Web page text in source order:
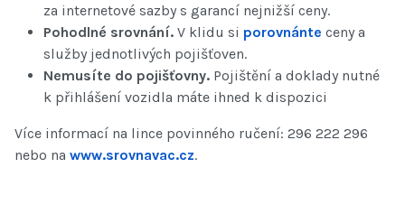
za internetové sazby s garancí nejnižší ceny.
Pohodlné srovnání. V klidu si porovnánte ceny a
služby jednotlivých pojišťoven.
Nemusíte do pojišťovny. Pojištění a doklady nutné
k přihlášení vozidla máte ihned k dispozici
Více informací na lince povinného ručení: 296 222 296
nebo na www.srovnavac.cz.